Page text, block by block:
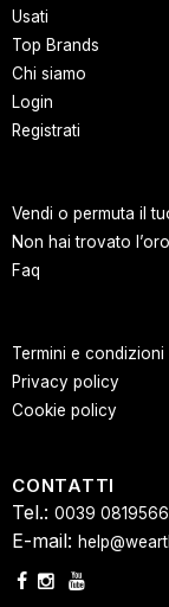
Usati
Top Brands
Chi siamo
Login
Registrati
Vendi o permuta il
Non hai trovato
Faq
Termini e condizioni
Privacy policy
Cookie policy
CONTATTI
Tel.: 0039
E-mail: